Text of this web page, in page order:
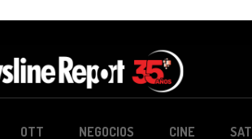
OTT NEGOCIOS CINE